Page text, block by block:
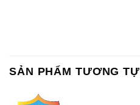
SẢN PHẨM TƯƠNG TỰ